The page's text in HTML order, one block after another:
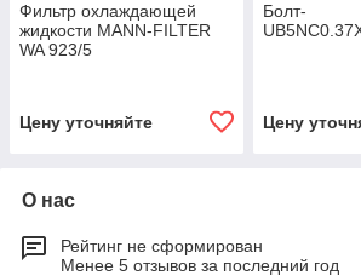
Фильтр охлаждающей
жидкости MANN-FILTER
WA 923/5
Цену уточняйте
Болт-
Цену
О нас
Рейтинг не сформирован
Менее 5 отзывов за последний год